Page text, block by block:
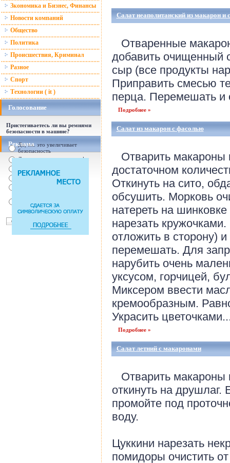
Зкономика и Бизнес, Финансы
Новости компаний
Общество
Политика
Происшествия, Криминал
Разное
Спорт
Технологии ( it )
Голосование
Пристегиваетесь ли вы ремнями
безопасности в машине?
Да, т.к. это увеличивает
безопасность
Да, т.к. увеличились штрафы
Нет, с ремнем не удобно
Нет, Я уверен в себе
пристегива
Реклама
Салат неаполитанский из макарон и
Отваренные
добавить очищенный
сыр (все продукты
Приправить смесью
перца. Перемешать и
Подробнее »
Салат из макарон с фасолью
Отварить макароны
достаточном
Откинуть на сито,
обсушить. Морковь
натереть на
нарезать
отложить в сторону)
перемешать. Для
нарубить очень
уксусом, горчицей,
Миксером ввести
кремообразным.
Украсить
Подробнее »
Салат летний с макаронами
Отварить макароны
откинуть на друшлаг.
промойте под
воду.
Цуккини нарезать
помидоры очистить